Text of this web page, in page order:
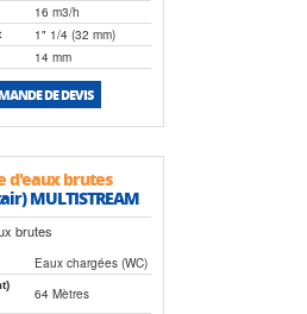
16 m3/h
1" 1/4 (32 mm)
14 mm
DE DEVIS
d'eaux brutes
MULTISTREAM
brutes
Eaux chargées (WC)
64 Mètres